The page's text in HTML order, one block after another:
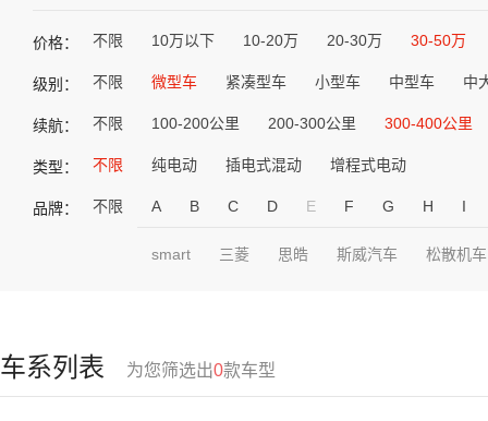
价格： 不限 10万以下 10-20万 20-30万 30-50万
级别： 不限 微型车 紧凑型车 小型车 中型车 中
续航： 不限 100-200公里 200-300公里 300-400公里
类型： 不限 纯电动 插电式混动 增程式电动
品牌： 不限 A B C D E F G H I
smart 三菱 思皓 斯威汽车 松散机车
车系列表 为您筛选出0款车型